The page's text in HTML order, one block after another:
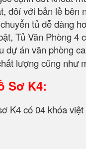
đôí với bản lề bên
tủ dễ dàng
Tủ Văn Phòng
dự án văn phòng
lượng cũng như
Sơ K4:
K4 có 04 khóa